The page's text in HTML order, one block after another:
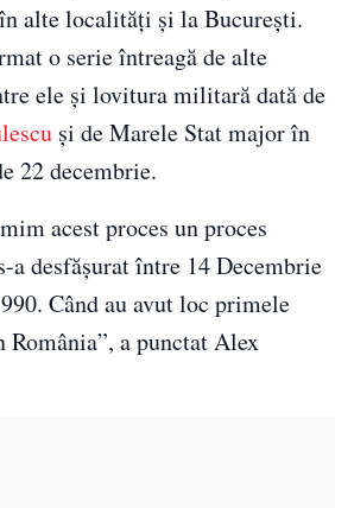
alte localități și la București.
o serie întreagă de alte
ele și lovitura militară dată de
și de Marele Stat major în
22 decembrie.
acest proces un proces
a desfășurat între 14 Decembrie
Când au avut loc primele
a punctat Alex